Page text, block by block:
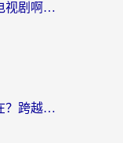
在国外用什么软件能看国内的电视剧啊？留学生亲测有效的回国加速方案
在欧洲可以打战双帕弥什吗现在？跨越延迟墙的实战指南